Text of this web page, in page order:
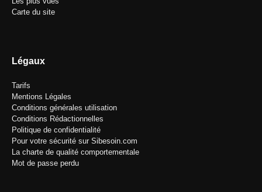
Carte du site
Légaux
Tarifs
Mentions Légales
Conditions générales utilisation
Conditions Rédactionnelles
Politique de confidentialité
Pour votre sécurité sur Sibesoin.com
La charte de qualité comportementale
Mot de passe perdu